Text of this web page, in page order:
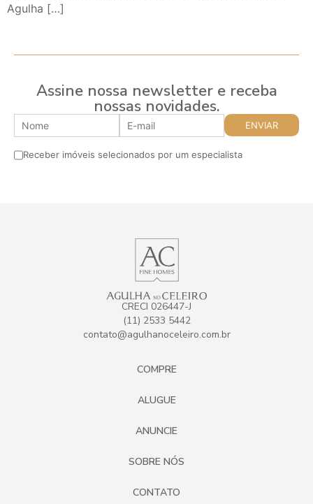
Agulha […]
Assine nossa newsletter e receba
nossas novidades.
Receber imóveis selecionados por um especialista
CRECI 026447-J
(11) 2533 5442
contato@agulhanoceleiro.com.br
COMPRE
ALUGUE
ANUNCIE
SOBRE NÓS
CONTATO